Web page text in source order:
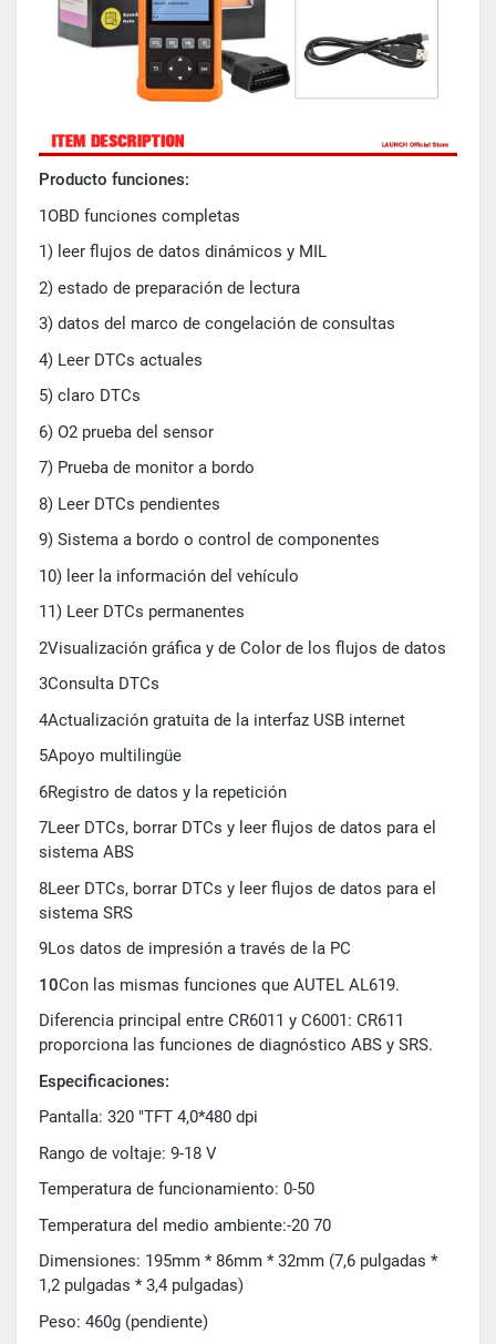
Producto funciones:
1OBD funciones completas
1) leer flujos de datos dinámicos y MIL
2) estado de preparación de lectura
3) datos del marco de congelación de consultas
4) Leer DTCs actuales
5) claro DTCs
6) O2 prueba del sensor
7) Prueba de monitor a bordo
8) Leer DTCs pendientes
9) Sistema a bordo o control de componentes
10) leer la información del vehículo
11) Leer DTCs permanentes
2Visualización gráfica y de Color de los flujos de datos
3Consulta DTCs
4Actualización gratuita de la interfaz USB internet
5Apoyo multilingüe
6Registro de datos y la repetición
7Leer DTCs, borrar DTCs y leer flujos de datos para el
sistema ABS
8Leer DTCs, borrar DTCs y leer flujos de datos para el
sistema SRS
9Los datos de impresión a través de la PC
10Con las mismas funciones que AUTEL AL619.
Diferencia principal entre CR6011 y C6001: CR611
proporciona las funciones de diagnóstico ABS y SRS.
Especificaciones:
Pantalla: 320 "TFT 4,0*480 dpi
Rango de voltaje: 9-18 V
Temperatura de funcionamiento: 0-50
Temperatura del medio ambiente:-20 70
Dimensiones: 195mm * 86mm * 32mm (7,6 pulgadas *
1,2 pulgadas * 3,4 pulgadas)
Peso: 460g (pendiente)